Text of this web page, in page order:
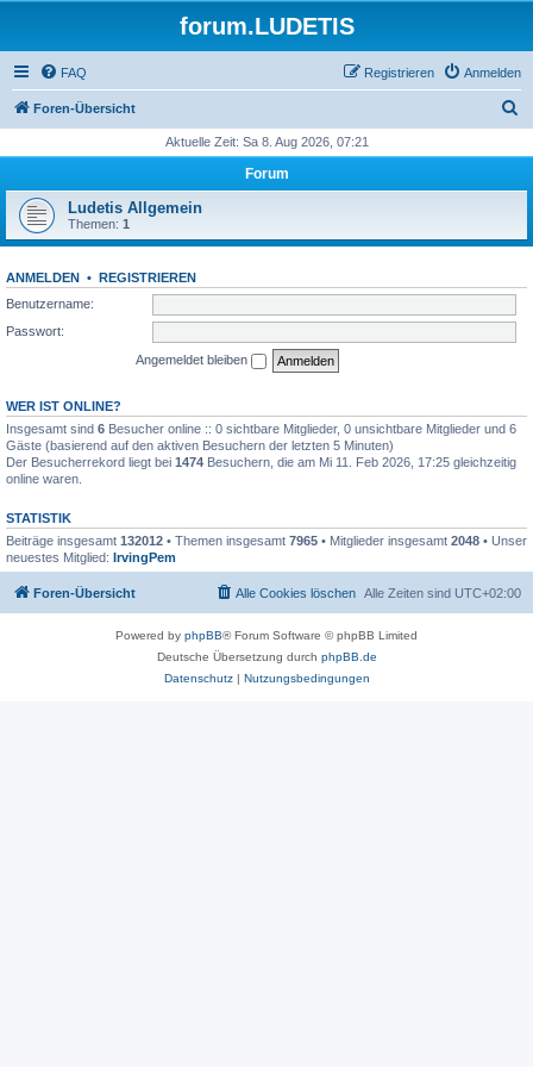
forum.LUDETIS
FAQ Anmelden
Registrieren
Foren-Übersicht
h
Aktuelle Zeit: Sa 8. Aug 2026, 07:21
Forum
Ludetis Allgemein
Themen: 1
ANMELDEN • REGISTRIEREN
Benutzername:
Passwort:
Angemeldet bleiben
WER IST ONLINE?
Insgesamt sind 6 Besucher online :: 0 sichtbare Mitglieder, 0 unsichtbare Mitglieder und 6
Gäste (basierend auf den aktiven Besuchern der letzten 5 Minuten)
Der Besucherrekord liegt bei 1474 Besuchern, die am Mi 11. Feb 2026, 17:25 gleichzeitig
online waren.
STATISTIK
Beiträge insgesamt 132012 • Themen insgesamt 7965 • Mitglieder insgesamt 2048 • Unser
neuestes Mitglied: IrvingPem
Foren-Übersicht Alle Zeiten sind UTC+02:00
Alle Cookies löschen
Powered by phpBB® Forum Software © phpBB Limited
Deutsche Übersetzung durch phpBB.de
Datenschutz| Nutzungsbedingungen